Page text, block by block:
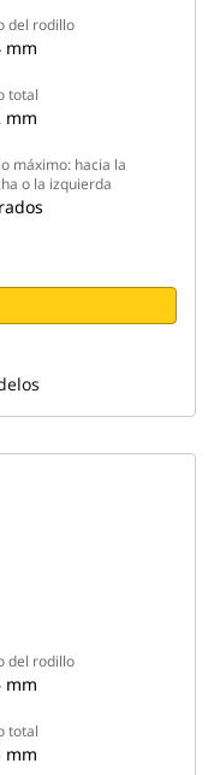
del rodillo
mm
total
mm
máximo: hacia la
o la izquierda
del rodillo
mm
total
mm